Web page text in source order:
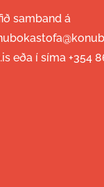
samband á
eða í síma +354